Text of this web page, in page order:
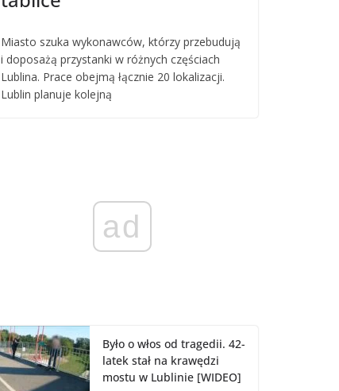
Miasto szuka wykonawców, którzy przebudują
i doposażą przystanki w różnych częściach
Lublina. Prace obejmą łącznie 20 lokalizacji.
Lublin planuje kolejną
ad
Było o włos od tragedii. 42-
latek stał na krawędzi
mostu w Lublinie [WIDEO]